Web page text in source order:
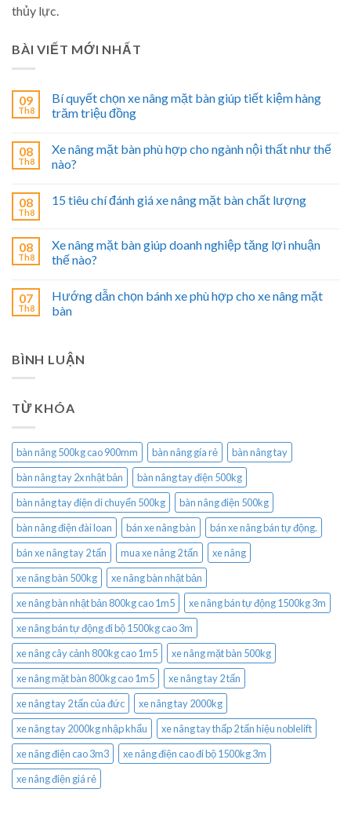
thủy lực.
BÀI VIẾT MỚI NHẤT
09
Th8
Bí quyết chọn xe nâng mặt bàn giúp tiết kiệm hàng
trăm triệu đồng
08
Th8
Xe nâng mặt bàn phù hợp cho ngành nội thất như thế
nào?
08
Th8
15 tiêu chí đánh giá xe nâng mặt bàn chất lượng
08
Th8
Xe nâng mặt bàn giúp doanh nghiệp tăng lợi nhuận
thế nào?
07
Th8
Hướng dẫn chọn bánh xe phù hợp cho xe nâng mặt
bàn
BÌNH LUẬN
TỪ KHÓA
bàn nâng 500kg cao 900mm bàn nâng gía rẻ
bàn nâng tay
bàn nâng tay 2x nhật bản
bàn nâng tay điện 500kg
bàn nâng tay điện di chuyển 500kg
bàn nâng điện 500kg
bàn nâng điện đài loan
bán xe nâng bàn
bán xe nâng bán tự động.
bán xe nâng tay 2 tấn
mua xe nâng 2 tấn
xe nâng
xe nâng bàn 500kg
xe nâng bàn nhật bản
xe nâng bàn nhật bản 800kg cao 1m5
xe nâng bán tự động 1500kg 3m
xe nâng bán tự động đi bộ 1500kg cao 3m
xe nâng cây cảnh 800kg cao 1m5
xe nâng mặt bàn 500kg
xe nâng mặt bàn 800kg cao 1m5
xe nâng tay 2 tấn
xe nâng tay 2 tấn của đức
xe nâng tay 2000kg
xe nâng tay 2000kg nhập khẩu
xe nâng tay thấp 2 tấn hiệu noblelift
xe nâng điện cao 3m3
xe nâng điện cao đi bộ 1500kg 3m
xe nâng điện giá rẻ